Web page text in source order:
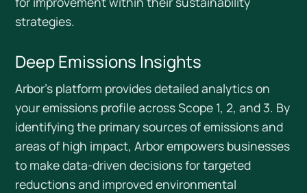
strategies.
Deep Emissions Insights
Arbor's platform provides detailed analytics on
your emissions profile across Scope 1, 2, and 3. By
identifying the primary sources of emissions and
areas of high impact, Arbor empowers businesses
to make data-driven decisions for targeted
reductions and improved environmental